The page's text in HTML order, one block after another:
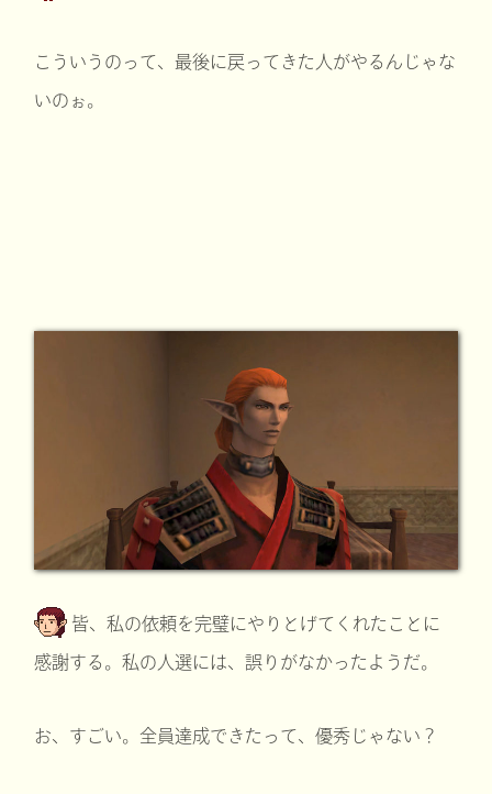
こういうのって、最後に戻ってきた人がやるんじゃな
いのぉ。
皆、私の依頼を完璧にやりとげてくれたことに
感謝する。私の人選には、誤りがなかったようだ。
お、すごい。全員達成できたって、優秀じゃない？